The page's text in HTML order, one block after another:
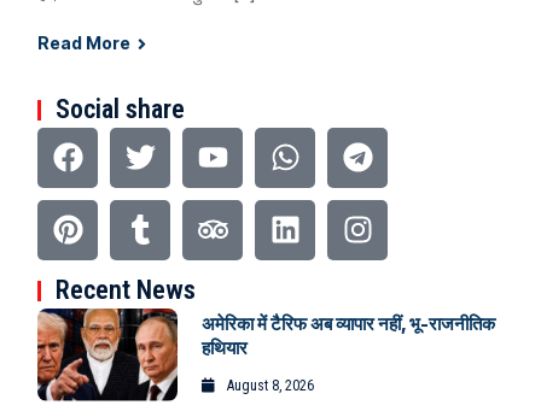
Read More
Social share
Recent News
अमेरिका में टैरिफ अब व्यापार नहीं, भू-राजनीतिक
हथियार
August 8, 2026